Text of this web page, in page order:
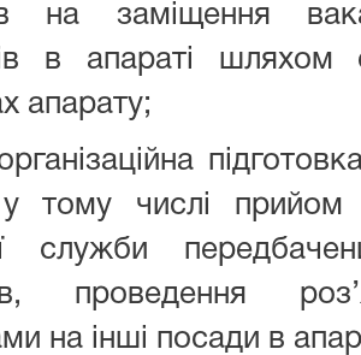
на заміщення
в апараті шляхом
апарату;
у тому числі
служби
проведення
на інші посади в